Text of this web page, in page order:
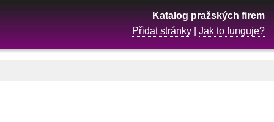
Katalog pražských firem
Přidat stránky
Jak to funguje?